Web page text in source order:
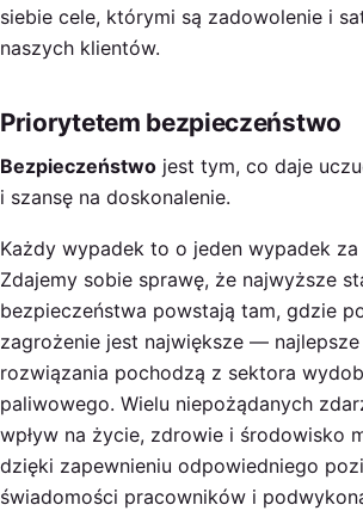
siebie cele, którymi są zadowolenie i
naszych klientów.
Priorytetem bezpieczeństwo
Bezpieczeństwo jest tym, co daje
i szansę na doskonalenie.
Każdy wypadek to o jeden wypadek za
Zdajemy sobie sprawę, że najwyższe
bezpieczeństwa powstają tam, gdzie
zagrożenie jest największe — najlepsze
rozwiązania pochodzą z sektora
paliwowego. Wielu niepożądanych
wpływ na życie, zdrowie i środowisko
dzięki zapewnieniu odpowiedniego
świadomości pracowników i